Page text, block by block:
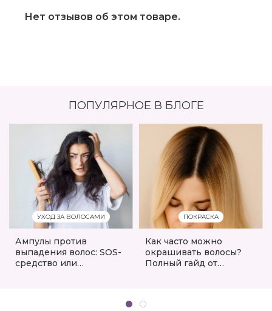
Нет отзывов об этом товаре.
ПОПУЛЯРНОЕ В БЛОГЕ
УХОД ЗА ВОЛОСАМИ
Ампулы против
выпадения волос: SOS-
средство или
ПОКРАСКА
Как часто можно
окрашивать волосы?
Полный гайд от